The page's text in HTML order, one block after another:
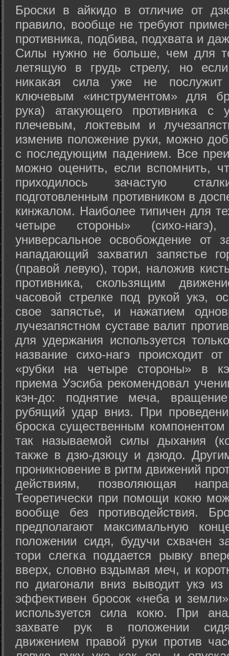
Броски в айкидо в отличие от
правило, вообще не требуют
противника, подбива, подхвата и
Силы нужно не больше, чем для
летящую в грудь стрелу, но
никакая сила уже не
ключевым «инструментом» для
рука) атакующего противника с
плечевым, локтевым и
изменив положение руки, можно
с последующим падением. Все
можно оценить, если вспомнить,
приходилось зачастую
подготовленным противником в
кинжалом. Наиболее типичен для
четыре стороны» (сихо-
универсальное освобождение от
нападающий захватил запястье
(правой левую), тори, наложив
противника, скользящим
часовой стрелке под рукой укэ,
свое запястье, и нажатием
лучезапястном суставе валит
для удержания используется
название сихо-нагэ происходит
«рубки на четыре стороны» в
приема Уэсиба рекомендовал
кэн-до: поднятие меча,
рубящий удар вниз. При
броска существенным компонентом
так называемой силы дыхания
также в дзю-дзюцу и дзюдо.
проникновение в ритм движений
действиям, позволяющая
Теоретически при помощи кокю
вообще без противодействия.
предполагают максимальную
положении сидя, будучи схвачен
тори слегка поддается рывку
вверх, словно вздымая меч, и
по диагонали вниз выводит укэ
эффективен бросок «неба и
используется сила кокю. При
захвате рук в положении
движением правой руки против